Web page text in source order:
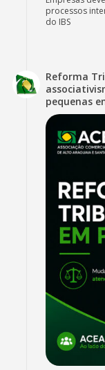
processos
do IBS
Reforma
pequenas